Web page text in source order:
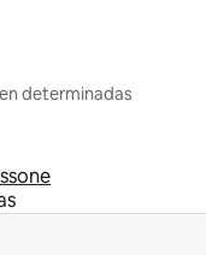
determinadas